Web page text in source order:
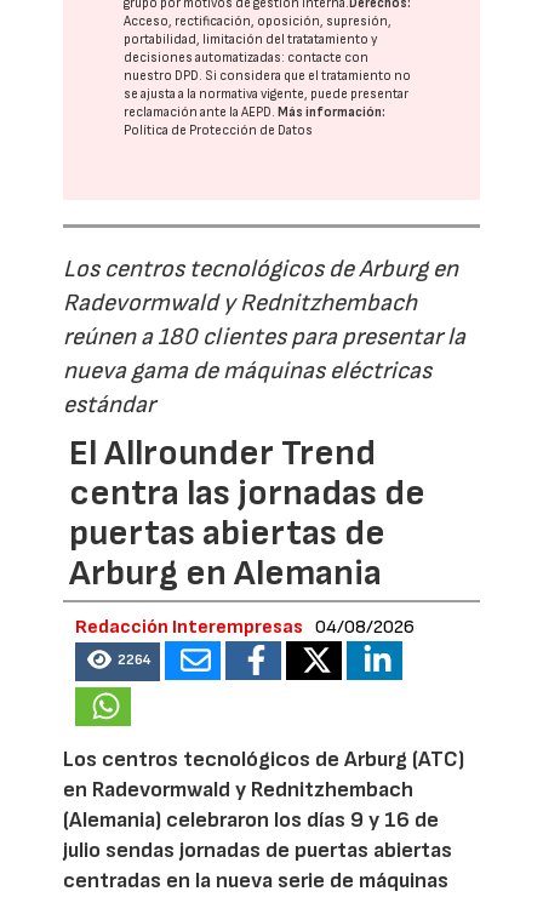
Acceso, rectificación, oposición, supresión,
portabilidad, limitación del tratatamiento y
decisiones automatizadas: contacte con
nuestro DPD. Si considera que el tratamiento no
se ajusta a la normativa vigente, puede presentar
reclamación ante laAEPD.Más información:
Política de Protección de Datos
Los centros tecnológicos de Arburg en
Radevormwald y Rednitzhembach
reúnen a 180 clientes para presentar la
nueva gama de máquinas eléctricas
estándar
El Allrounder Trend
centra las jornadas de
puertas abiertas de
Arburg en Alemania
Redacción Interempresas 04/08/2026
2264
Los centros tecnológicos de Arburg (ATC)
en Radevormwald y Rednitzhembach
(Alemania) celebraron los días 9 y 16 de
julio sendas jornadas de puertas abiertas
centradas en la nueva serie de máquinas